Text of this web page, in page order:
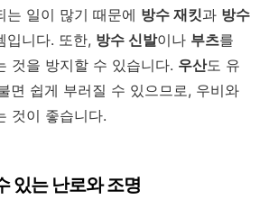
는 일이 많기 때문에 방수 재킷과 방수
입니다. 또한, 방수 신발이나 부츠를
것을 방지할 수 있습니다. 우산도 유
면 쉽게 부러질 수 있으므로, 우비와
것이 좋습니다.
있는 난로와 조명